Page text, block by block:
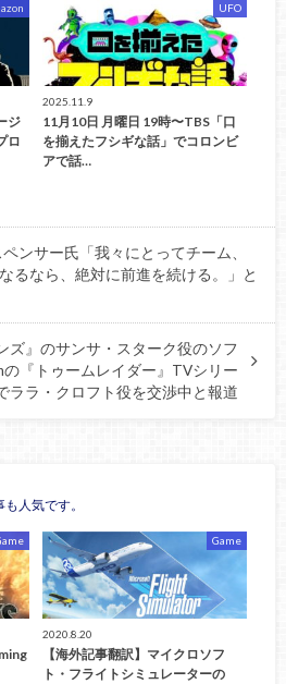
ジ
ロ
UFO
2025.11.9
11月10日 月曜日 19時〜TBS「口
を揃えたフシギな話」でコロンビ
アで話…
ンサー氏「我々にとってチーム、
るなら、絶対に前進を続ける。」と
ズ』のサンサ・スターク役のソフ
の『トゥームレイダー』TVシリー
ララ・クロフト役を交渉中と報道
人気です。
Game
2020.8.20
【海外記事翻訳】マイクロソフ
ト・フライトシミュレーターの